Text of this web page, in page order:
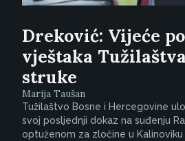
Dreković: Vijeće
vještaka
struke
Marija Taušan
Tužilaštvo Bosne i Hercegovine
svoj posljednji dokaz na suđenju
optuženom za zločine u